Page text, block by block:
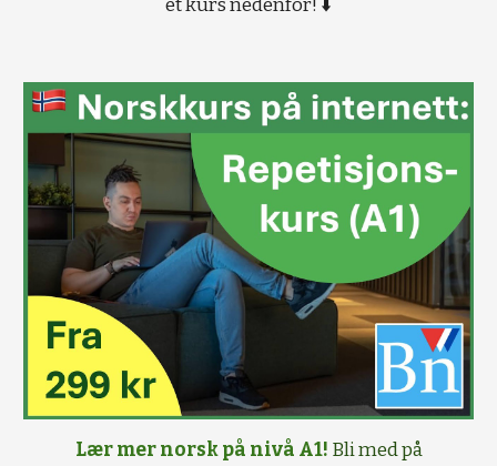
et kurs nedenfor! ⬇️
Lær mer norsk på nivå A1! Bli med på